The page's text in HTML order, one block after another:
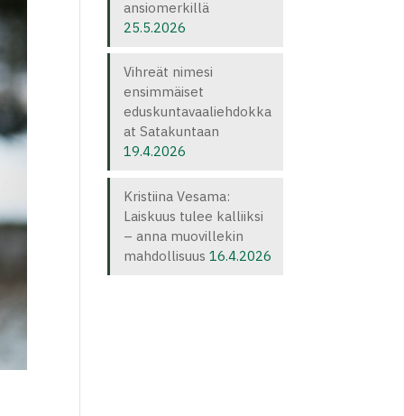
ansiomerkillä
25.5.2026
Vihreät nimesi
ensimmäiset
eduskuntavaaliehdokka
at Satakuntaan
19.4.2026
Kristiina Vesama:
Laiskuus tulee kalliiksi
– anna muovillekin
mahdollisuus 16.4.2026